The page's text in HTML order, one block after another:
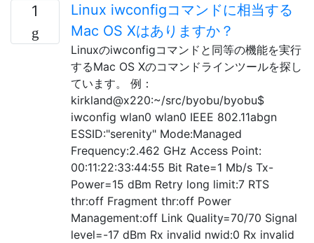
1
Linux iwconfigコマンドに相当する
Mac OS Xはありますか？
Linuxのiwconfigコマンドと同等の機能を実行
するMac OS Xのコマンドラインツールを探し
ています。 例：
kirkland@x220:~/src/byobu/byobu$
iwconfig wlan0 wlan0 IEEE 802.11abgn
ESSID:"serenity" Mode:Managed
Frequency:2.462 GHz Access Point:
00:11:22:33:44:55 Bit Rate=1 Mb/s Tx-
Power=15 dBm Retry long limit:7 RTS
thr:off Fragment thr:off Power
Management:off Link Quality=70/70 Signal
level=-17 dBm Rx invalid nwid:0 Rx invalid